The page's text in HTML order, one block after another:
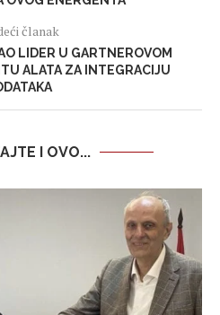
članak
LIDER U GARTNEROVOM
ALATA ZA INTEGRACIJU
I OVO...